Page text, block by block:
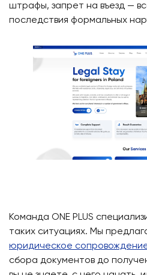
штрафы, запрет на въезд —
последствия формальных
Команда ONE PLUS
таких ситуациях. Мы
юридическое
сбора документов до